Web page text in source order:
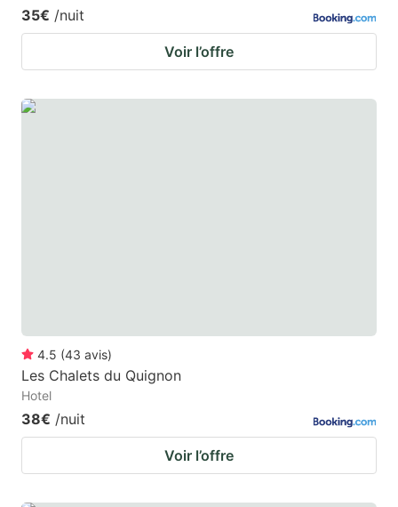
35€ /nuit
Voir l’offre
4.5 (43 avis)
Les Chalets du Quignon
Hotel
38€ /nuit
Voir l’offre